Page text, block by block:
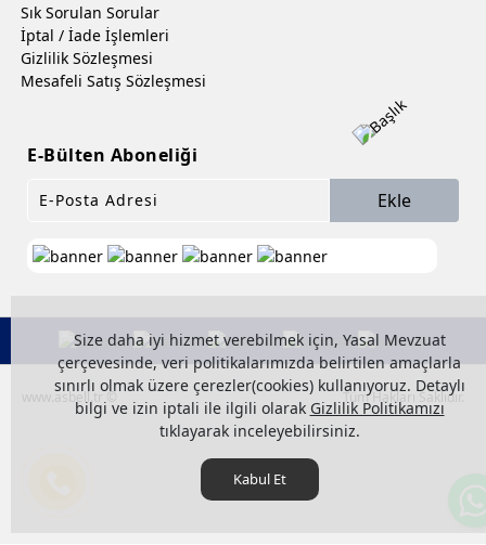
Size daha iyi hizmet verebilmek için, Yasal Mevzuat
çerçevesinde, veri politikalarımızda belirtilen amaçlarla
sınırlı olmak üzere çerezler(cookies) kullanıyoruz. Detaylı
bilgi ve izin iptali ile ilgili olarak Gizlilik Politikamızı
tıklayarak inceleyebilirsiniz.
Kabul Et
Sık Sorulan Sorular
İptal / İade İşlemleri
Gizlilik Sözleşmesi
Mesafeli Satış Sözleşmesi
E-Bülten Aboneliği
Ekle
www.asbell.tr © Tüm Hakları Saklıdır.